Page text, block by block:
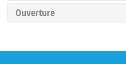
Ouverture